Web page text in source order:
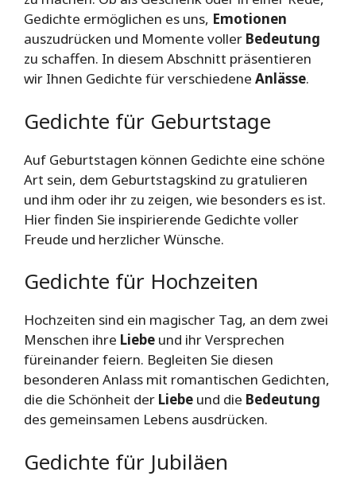
Gedichte ermöglichen es uns, Emotionen
auszudrücken und Momente voller Bedeutung
zu schaffen. In diesem Abschnitt präsentieren
wir Ihnen Gedichte für verschiedene Anlässe.
Gedichte für Geburtstage
Auf Geburtstagen können Gedichte eine schöne
Art sein, dem Geburtstagskind zu gratulieren
und ihm oder ihr zu zeigen, wie besonders es ist.
Hier finden Sie inspirierende Gedichte voller
Freude und herzlicher Wünsche.
Gedichte für Hochzeiten
Hochzeiten sind ein magischer Tag, an dem zwei
Menschen ihre Liebe und ihr Versprechen
füreinander feiern. Begleiten Sie diesen
besonderen Anlass mit romantischen Gedichten,
die die Schönheit der Liebe und die Bedeutung
des gemeinsamen Lebens ausdrücken.
Gedichte für Jubiläen